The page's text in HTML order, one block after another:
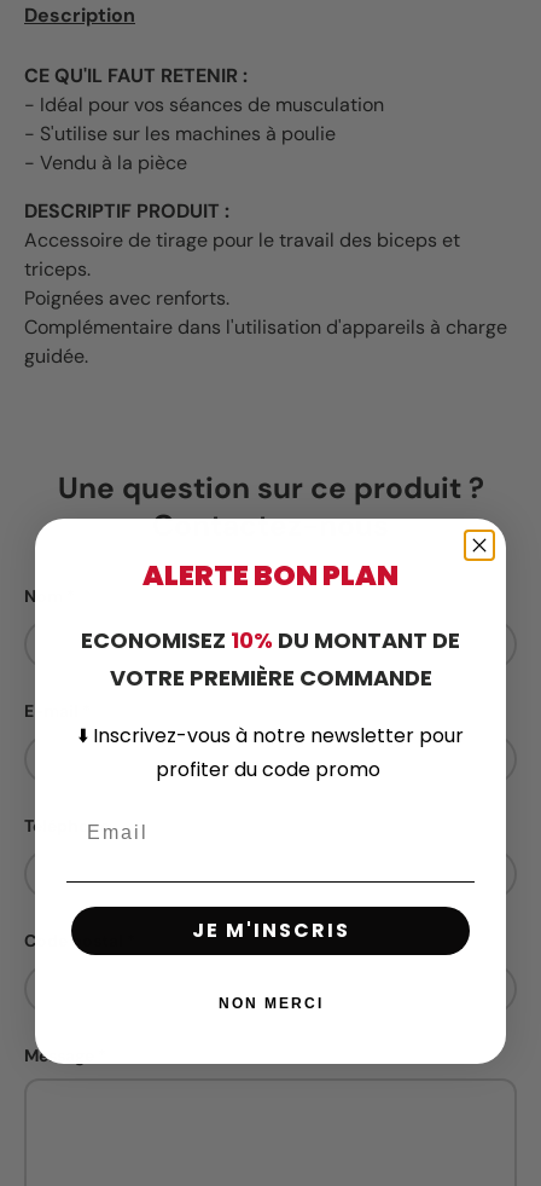
Description
CE QU'IL FAUT RETENIR :
- Idéal pour vos séances de musculation
- S'utilise sur les machines à poulie
- Vendu à la pièce
DESCRIPTIF PRODUIT :
Accessoire de tirage pour le travail des biceps et
triceps.
Poignées avec renforts.
Complémentaire dans l'utilisation d'appareils à charge
guidée.
Une question sur ce produit ?
Contactez-nous
Nom
E-mail
Téléphone
Code postal
Message
ALERTE BON PLAN
ECONOMISEZ 10% DU MONTANT DE
VOTRE PREMIÈRE COMMANDE
⬇️ Inscrivez-vousà notre newsletter pour
profiter du code promo
JE M'INSCRIS
NON MERCI